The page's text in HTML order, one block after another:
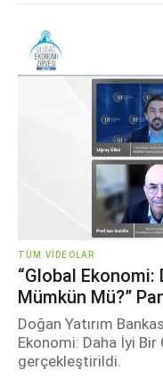
TÜM VIDEOLAR
“Global Ekonomi:
Mümkün Mü?”
Doğan Yatırım
Ekonomi: Daha İyi
gerçekleştirildi.